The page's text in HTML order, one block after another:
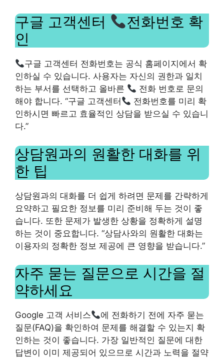
구글 고객센터
전화번호 확
인
구글 고객센터 전화번호는 공식 홈페이지에서 확
인하실 수 있습니다. 사용자는 자신의 권한과 일치
하는 부서를 선택하고 올바른
전화 번호로 문의
해야 합니다. “구글 고객센터
전화번호를 미리 확
인하시면 빠르고 효율적인 상담을 받으실 수 있습니
다.”
상담원과의 원활한 대화를 위
한 팁
상담원과의 대화를 더 쉽게 하려면 문제를 간략하게
요약하고 필요한 정보를 미리 준비해 두는 것이 좋
습니다. 또한 문제가 발생한 상황을 정확하게 설명
하는 것이 중요합니다. “상담사와의 원활한 대화는
이용자의 정확한 정보 제공에 큰 영향을 받습니다.”
자주 묻는 질문으로 시간을 절
약하세요
Google 고객 서비스
에 전화하기 전에 자주 묻는
질문(FAQ)을 확인하여 문제를 해결할 수 있는지 확
인하는 것이 좋습니다. 가장 일반적인 질문에 대한
답변이 이미 제공되어 있으므로 시간과 노력을 절약